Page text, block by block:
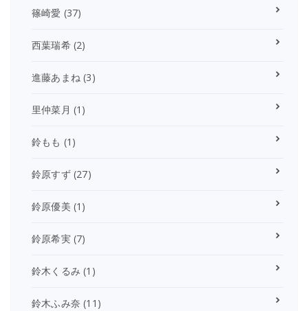
篠崎愛 (37)
西葉瑞希(2)
進藤あまね (3)
里仲菜月 (1)
鈴もも (1)
鈴原すず(27)
鈴原優美 (1)
鈴原希実(7)
鈴木くるみ (1)
鈴木ふみ奈 (11)